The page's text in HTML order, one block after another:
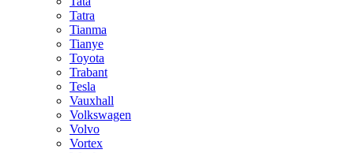
Tatra
Tianma
Tianye
Toyota
Trabant
Tesla
Vauxhall
Volkswagen
Volvo
Vortex